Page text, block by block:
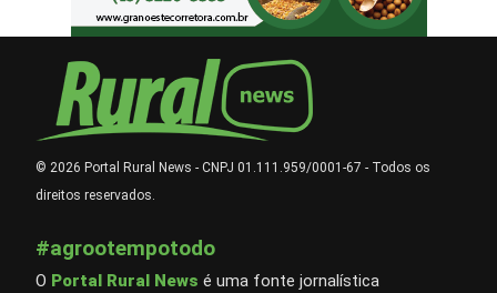
© 2026 Portal Rural News - CNPJ 01.111.959/0001-67 - Todos os
direitos reservados.
#agrootempotodo
O Portal Rural News é uma fonte jornalística